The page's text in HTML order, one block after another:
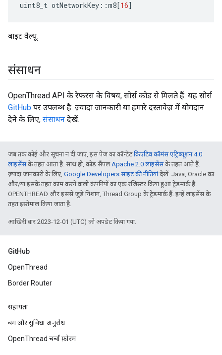
uint8_t otNetworkKey ::m8[16]
बाइट वैल्यू.
संसाधन
OpenThread API के रेफ़रंस के विषय, सोर्स कोड से मिलते हैं. यह सोर्स
GitHub पर उपलब्ध है. ज़्यादा जानकारी या हमारे दस्तावेज़ में योगदान
देने के लिए, संसाधन देखें.
जब तक कोई और सूचना न दी जाए, इस पेज का कॉन्टेंटक्रिएटिव कॉमंस एट्रिब्यूशन 4.0
लाइसेंसके तहत आता है. साथ ही, कोड सैंपलApache 2.0 लाइसेंसके तहत आते हैं.
ज़्यादा जानकारी के लिए, Google Developers साइट की नीतियांदेखें. Java, Oracle का
और/या इसके तहत काम करने वाली कंपनियों का एक रजिस्टर किया हुआ ट्रेडमार्क है.
OPENTHREAD और इससे जुड़े निशान, Thread Group के ट्रेडमार्क हैं. इन्हें लाइसेंस के
तहत इस्तेमाल किया जाता है.
आखिरी बार 2023-12-01 (UTC) को अपडेट किया गया.
GitHub
OpenThread
Border Router
सहायता
बग और सुविधा अनुरोध
OpenThread चर्चा फ़ोरम